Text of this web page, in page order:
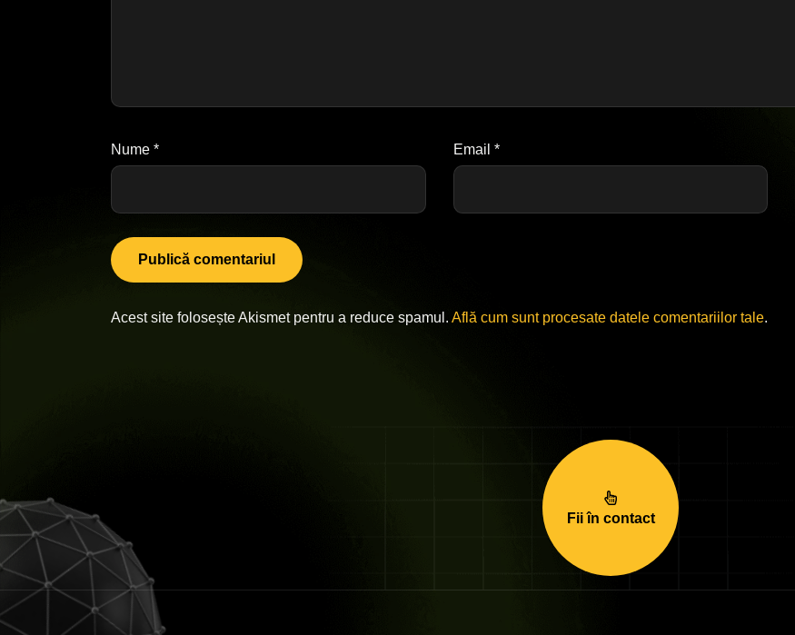
Nume * Email *
Acest site folosește Akismet pentru a reduce spamul. Află cum sunt procesate datele comentariilor tale.
Fii în contact